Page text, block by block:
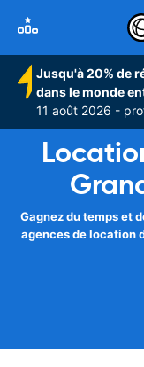
Jusqu'à 20% de
dans le monde
11 août 2026 -
Gagnez du temps et
agences de location